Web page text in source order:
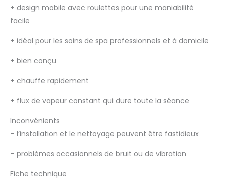
+ design mobile avec roulettes pour une maniabilité
facile
+ idéal pour les soins de spa professionnels et à domicile
+ bien conçu
+ chauffe rapidement
+ flux de vapeur constant qui dure toute la séance
Inconvénients
– l’installation et le nettoyage peuvent être fastidieux
– problèmes occasionnels de bruit ou de vibration
Fiche technique